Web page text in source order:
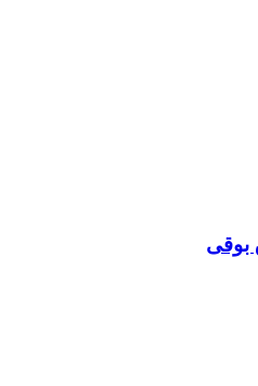
بوقی